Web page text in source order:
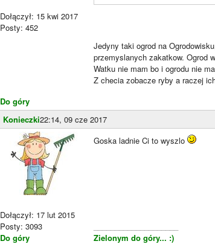
Dołączył: 15 kwi 2017
Posty: 452
Do góry
Jedyny taki ogrod na
przemyslanych zakatkow. Ogrod
Watku nie mam bo i ogrodu nie
Z checia zobacze ryby a raczej
Konieczki22:14, 09 cze 2017
Dołączył: 17 lut 2015
Posty: 3093
Do góry
Goska ladnie Ci to wyszlo
Zielonym do góry... :)